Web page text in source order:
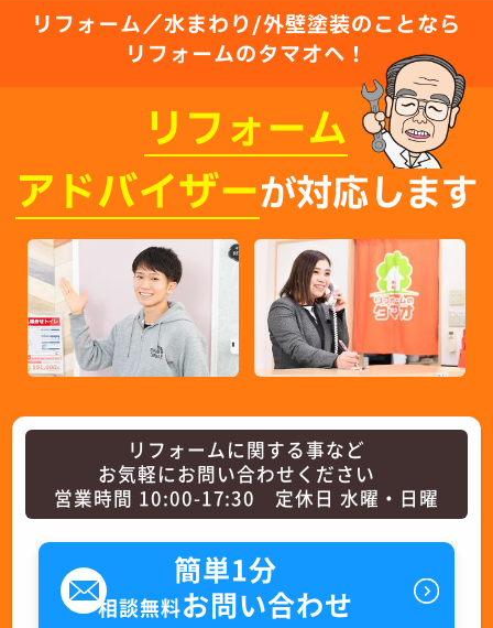
リフォーム／水まわり/外壁塗装のことなら
リフォームのタマオへ！
リフォーム
アドバイザーが対応します
リフォームに関する事など
お気軽にお問い合わせください
営業時間 10:00-17:30 定休日 水曜・日曜
簡単1分
相談無料お問い合わせ